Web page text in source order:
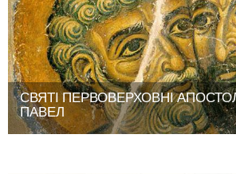
СВЯТІ ПЕРВОВЕРХОВНІ
ПАВЕЛ